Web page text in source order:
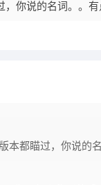
你说的名词。。
本都瞄过，你说的